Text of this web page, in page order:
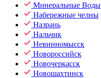
Минеральные Воды
Набережные челны
Назрань
Нальчик
Невинномысск
Новороссийск
Новочеркасск
Новошахтинск